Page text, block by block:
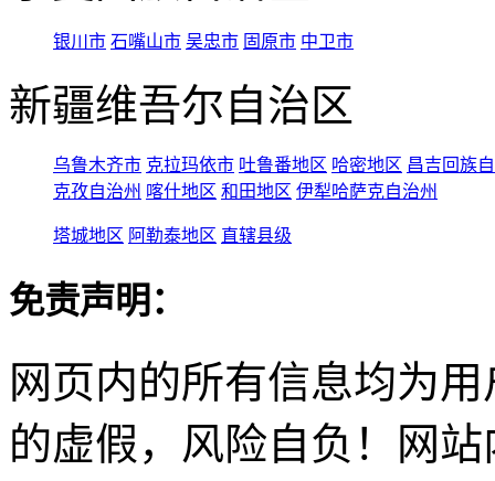
银川市 石嘴山市 吴忠市 固原市 中卫市
新疆维吾尔自治区
乌鲁木齐市 克拉玛依市 吐鲁番地区 哈密地区 昌吉回族
克孜自治州 喀什地区 和田地区 伊犁哈萨克自治州
塔城地区 阿勒泰地区 直辖县级
免责声明：
网页内的所有信息均为
的虚假，风险自负！网